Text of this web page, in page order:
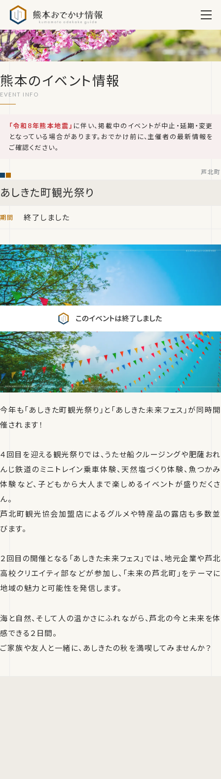
熊本のイベント情報
「令和8年熊本地震」 に伴い、掲載中のイベントが中止・延期・変更
となっている場合があります。おでかけ前に、主催者の最新情報を
ご確認ください。
あしきた町観光祭り
芦北町
終了しました
今年も「あしきた町観光祭り」と「あしきた未来フェス」が同時開
催されます！
４回目を迎える観光祭りでは、うたせ船クルージングや肥薩おれ
んじ鉄道のミニトレイン乗車体験、天然塩づくり体験、魚つかみ
体験など、子どもから大人まで楽しめるイベントが盛りだくさ
ん。
芦北町観光協会加盟店によるグルメや特産品の露店も多数並
びます。
２回目の開催となる「あしきた未来フェス」では、地元企業や芦北
高校クリエイティ部などが参加し、「未来の芦北町」をテーマに
地域の魅力と可能性を発信します。
海と自然、そして人の温かさにふれながら、芦北の今と未来を体
感できる２日間。
ご家族や友人と一緒に、あしきたの秋を満喫してみませんか？